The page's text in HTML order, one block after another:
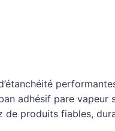
adhésif pare vapeur
de produits fiables,